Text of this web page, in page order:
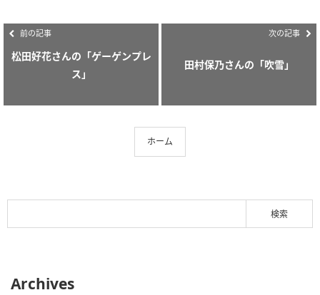
前の記事
松田好花さんの「ゲーゲンプレ
ス」
次の記事
田村保乃さんの「吹雪」
ホーム
Archives